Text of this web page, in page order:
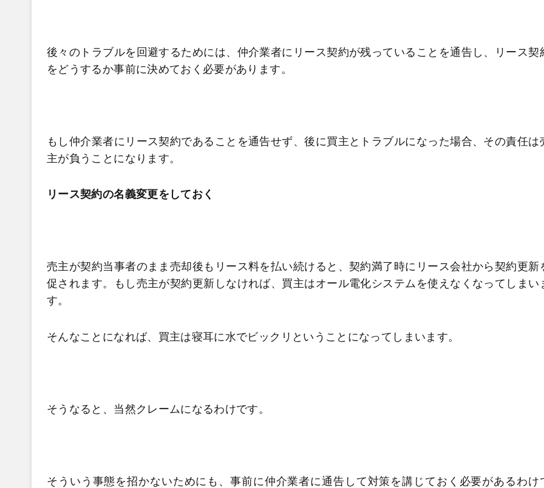
後々のトラブルを回避するためには、仲介業者にリース契約が残っていることを通告し、リース契
をどうするか事前に決めておく必要があります。
もし仲介業者にリース契約であることを通告せず、後に買主とトラブルになった場合、その責任は
主が負うことになります。
リース契約の名義変更をしておく
売主が契約当事者のまま売却後もリース料を払い続けると、契約満了時にリース会社から契約更新
促されます。もし売主が契約更新しなければ、買主はオール電化システムを使えなくなってしまい
す。
そんなことになれば、買主は寝耳に水でビックリということになってしまいます。
そうなると、当然クレームになるわけです。
そういう事態を招かないためにも、事前に仲介業者に通告して対策を講じておく必要があるわけ